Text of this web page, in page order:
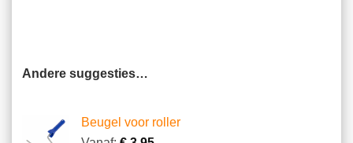
Andere suggesties…
Beugel voor roller